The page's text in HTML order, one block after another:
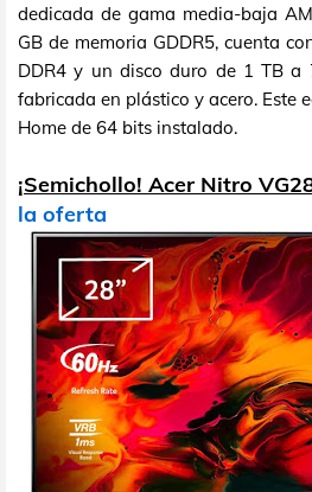
dedicada de gama media-baja
GB de memoria GDDR5, cuenta
DDR4 y un disco duro de 1 TB a
fabricada en plástico y acero. Este
Home de 64 bits instalado.
¡Semichollo! Acer Nitro
la oferta